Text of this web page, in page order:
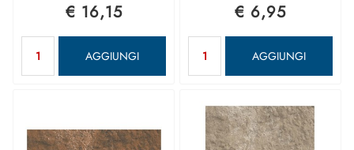
€ 16,15
AGGIUNGI
€ 6,95
AGGIUNGI